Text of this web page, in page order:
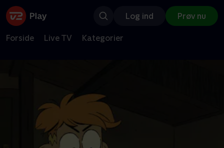
Log ind Prøv nu
Forside Live TV Kategorier